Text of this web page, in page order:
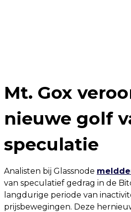
Mt. Gox
nieuwe golf
speculatie
Analisten bij Glassnode
van speculatief gedrag in de
langdurige periode van
prijsbewegingen. Deze